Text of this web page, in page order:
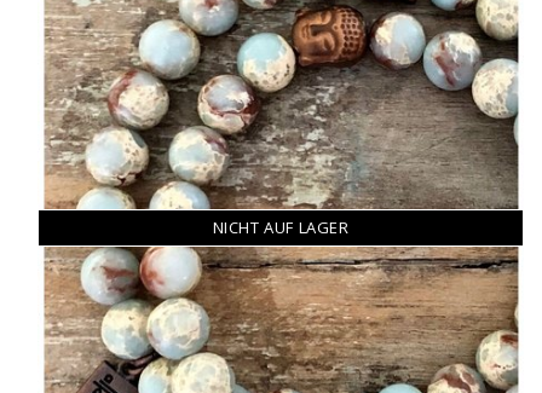
NICHT AUF LAGER